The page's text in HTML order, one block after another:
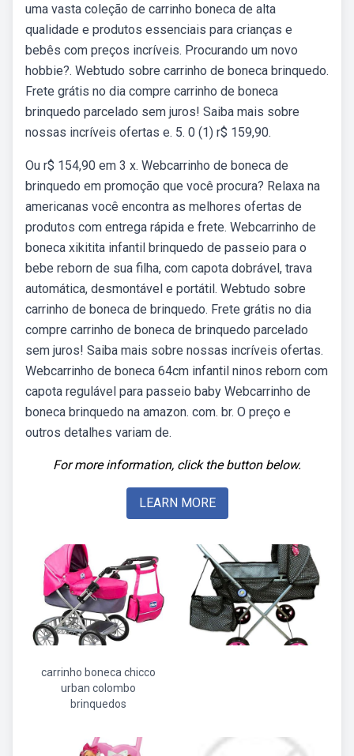
uma vasta coleção de carrinho boneca de alta
qualidade e produtos essenciais para crianças e
bebês com preços incríveis. Procurando um novo
hobbie?. Webtudo sobre carrinho de boneca brinquedo.
Frete grátis no dia compre carrinho de boneca
brinquedo parcelado sem juros! Saiba mais sobre
nossas incríveis ofertas e. 5. 0 (1) r$ 159,90.
Ou r$ 154,90 em 3 x. Webcarrinho de boneca de
brinquedo em promoção que você procura? Relaxa na
americanas você encontra as melhores ofertas de
produtos com entrega rápida e frete. Webcarrinho de
boneca xikitita infantil brinquedo de passeio para o
bebe reborn de sua filha, com capota dobrável, trava
automática, desmontável e portátil. Webtudo sobre
carrinho de boneca de brinquedo. Frete grátis no dia
compre carrinho de boneca de brinquedo parcelado
sem juros! Saiba mais sobre nossas incríveis ofertas.
Webcarrinho de boneca 64cm infantil ninos reborn com
capota regulável para passeio baby Webcarrinho de
boneca brinquedo na amazon. com. br. O preço e
outros detalhes variam de.
For more information, click the button below.
LEARN MORE
carrinho boneca chicco
urban colombo
brinquedos